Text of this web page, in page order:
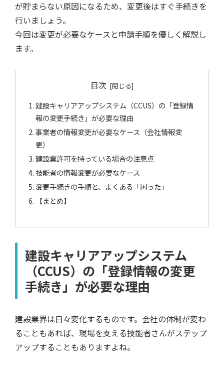
が貯まらない原因になるため、変更後はすぐ手続きを
行いましょう。
今回は変更が必要なケースと申請手順を優しく解説し
ます。
目次
建設キャリアアップシステム（CCUS）の「登録情
報の変更手続き」が必要な理由
事業者の情報変更が必要なケース（会社情報変
更）
建設業許可を持っている場合の注意点
技能者の情報変更が必要なケース
変更手続きの手順と、よくある「困った」
【まとめ】
建設キャリアアップシステム
（CCUS）の「登録情報の変更
手続き」が必要な理由
建設業界は日々変化するものです。会社の体制が変わ
ることもあれば、現場を支える技能者さんがステップ
アップすることもありますよね。